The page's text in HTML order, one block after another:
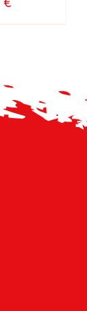
range:
17,00 €